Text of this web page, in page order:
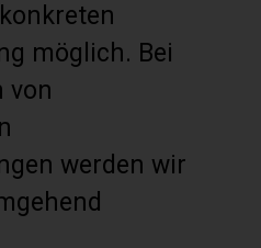
möglich. Bei
von
werden wir